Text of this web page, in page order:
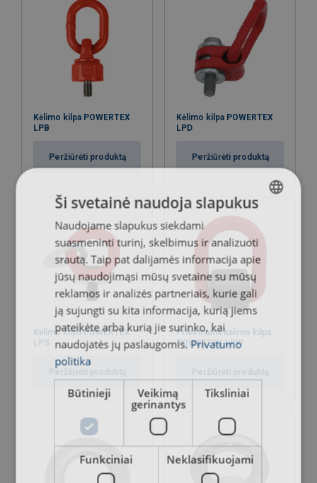
Kėlimo kilpa POWERTEX
LPB
Peržiūrėti produktą
Kėlimo kilpa POWERTEX
LPD
Peržiūrėti produktą
Kėlimo kilpa POWERTEX
LPS
Privirinama kėlimo kilpa
POWERTEX LPW
LITHUANIAN
ENGLISH TRANSLATION
Ši svetainė naudoja slapukus
Naudojame slapukus siekdami
suasmeninti turinį, skelbimus ir analizuoti
srautą. Taip pat dalijamės informacija apie
jūsų naudojimąsi mūsų svetaine su mūsų
reklamos ir analizės partneriais, kurie gali
ją sujungti su kita informacija, kurią jiems
pateikėte arba kurią jie surinko, kai
naudojatės jų paslaugomis. Privatumo
politika
Būtinieji
Veikimą
gerinantys
Tiksliniai
Funkciniai Neklasifikuojami